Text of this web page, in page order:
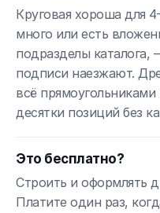
Круговая хороша для
много или есть
подразделы каталога,
подписи наезжают.
всё
десятки позиций без
Это бесплатно?
Строить и оформлять
Платите один раз,